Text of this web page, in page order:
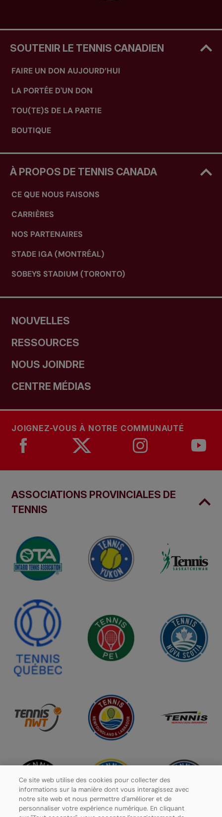
SOUTENIR LE TENNIS CANADIEN
FAIRE UN DON AUJOURD’HUI
LA PORTÉE D'UN DON
TOU(TE)S DE LA PARTIE
BOUTIQUE
À PROPOS DE TENNIS CANADA
CE QUE NOUS FAISONS
CARRIÈRES
NOS PARTENAIRES
STADE IGA (MONTRÉAL)
SOBEYS STADIUM (TORONTO)
NOUVELLES
RESSOURCES
NOUS JOINDRE
CENTRE MÉDIAS
JOIGNEZ-VOUS À NOTRE COMMUNAUTÉ
ASSOCIATIONS PROVINCIALES DE
TENNIS
Ce site web utilise des cookies pour collecter des
informations sur la manière dont vous interagissez avec
notre site web et nous permettre d'améliorer et de
personnaliser votre expérience numérique. En cliquant